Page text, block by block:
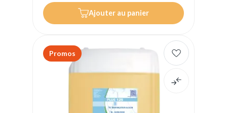
Ajouter au panier
Promos